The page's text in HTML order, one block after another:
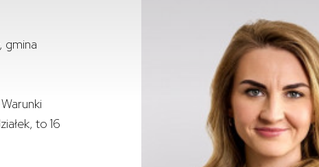
gmina
to 16